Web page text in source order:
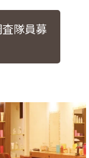
隊員募